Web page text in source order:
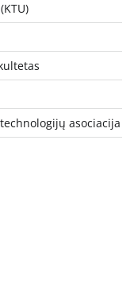
asociacija